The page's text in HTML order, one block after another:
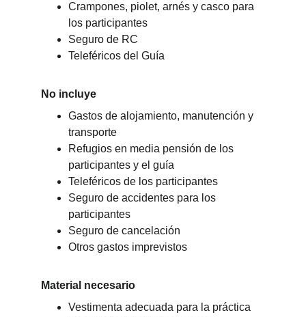
Crampones, piolet, arnés y casco para
los participantes
Seguro de RC
Teleféricos del Guía
No incluye
Gastos de alojamiento, manutención y
transporte
Refugios en media pensión de los
participantes y el guía
Teleféricos de los participantes
Seguro de accidentes para los
participantes
Seguro de cancelación
Otros gastos imprevistos
Material necesario
Vestimenta adecuada para la práctica